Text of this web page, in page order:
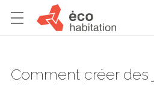
Comment créer des